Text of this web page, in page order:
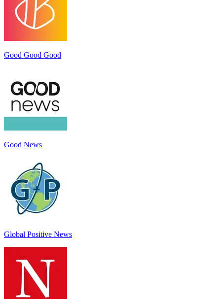
Good Good Good
Good News
Global Positive News